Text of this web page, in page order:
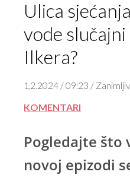
Ulica
vode
Ilkera?
1.2.2024 / 09:23 /
KOMENTARI
Pogledajte što
novoj epizodi